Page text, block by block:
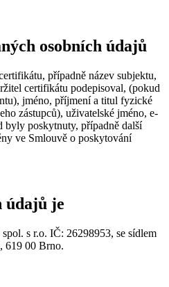
osobních údajů
případně název subjektu,
certifikátu podepisoval, (pokud
jméno, příjmení a titul fyzické
zástupců), uživatelské jméno, e-
byly poskytnuty, případně další
ve Smlouvě o poskytování
údajů je
s r.o. IČ: 26298953, se sídlem
619 00 Brno.